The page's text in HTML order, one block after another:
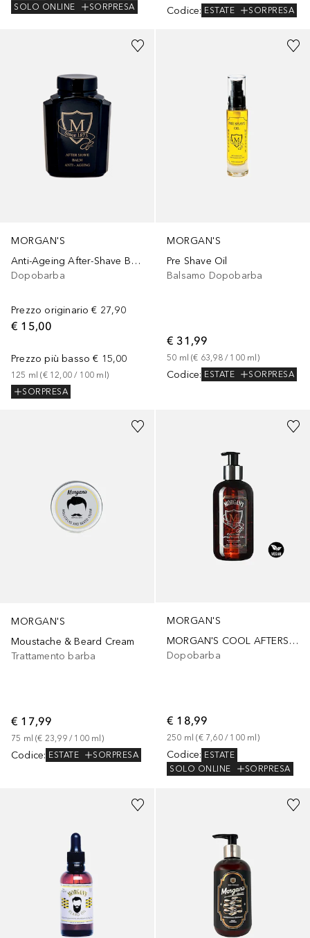
SOLO ONLINE
SORPRESA Codice: ESTATE SORPRESA
MORGAN'S
Anti-Ageing After-Shave Balm
Dopobarba
Prezzo originario € 27,90
€ 15,00
Prezzo più basso € 15,00
125 ml (€ 12,00 / 100 ml )
SORPRESA
MORGAN'S
Pre Shave Oil
Balsamo Dopobarba
€ 31,99
50 ml (€ 63,98 / 100 ml )
Codice: ESTATE SORPRESA
MORGAN'S
Moustache & Beard Cream
Trattamento barba
€ 17,99
75 ml (€ 23,99 / 100 ml )
Codice: ESTATE SORPRESA
MORGAN'S
MORGAN'S COOL AFTERSHAVE
Dopobarba
€ 18,99
250 ml (€ 7,60 / 100 ml )
Codice: ESTATE
SOLO ONLINE
SORPRESA